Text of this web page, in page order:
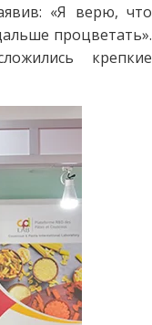
«Я верю, что
процветать».
крепкие